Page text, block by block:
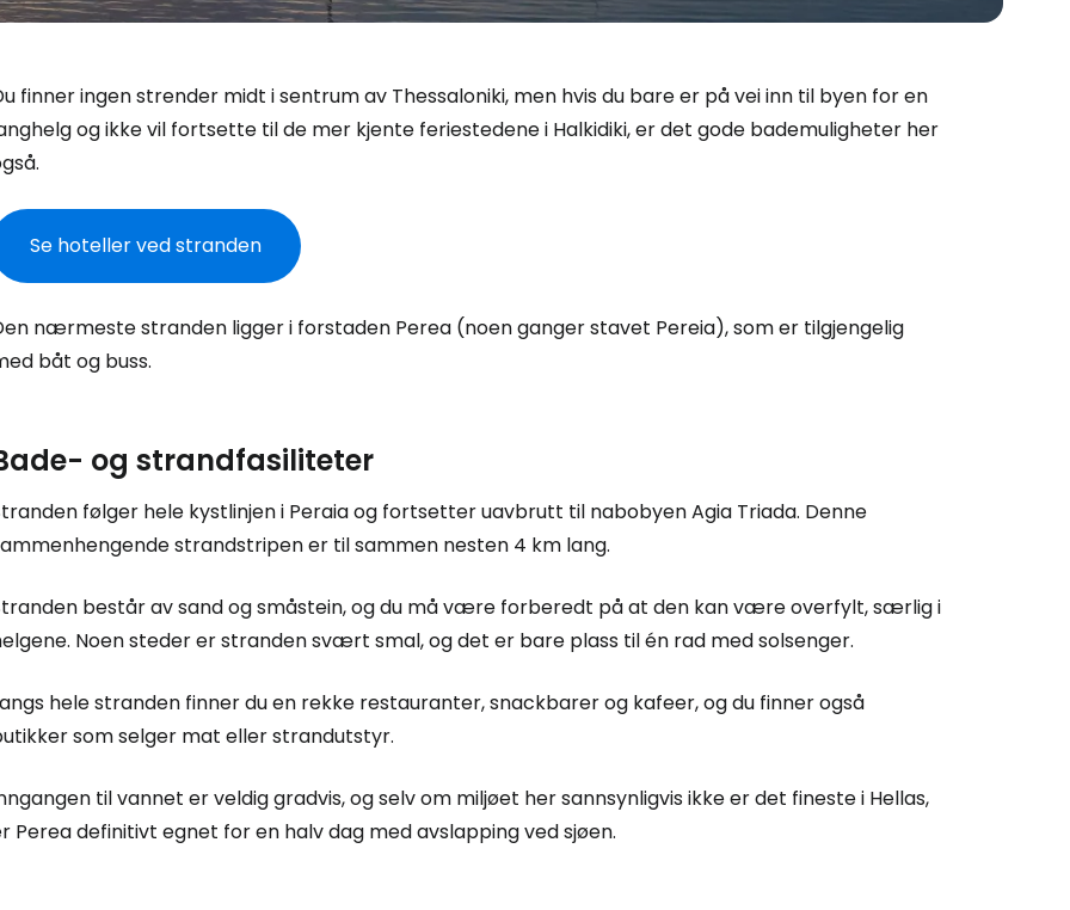
finner ingen strender midt i sentrum av Thessaloniki, men hvis du bare er på vei inn til byen for en
og ikke vil fortsette til de mer kjente feriestedene i Halkidiki, er det gode bademuligheter her
Se hoteller ved stranden
nærmeste stranden ligger i forstaden Perea (noen ganger stavet Pereia), som er tilgjengelig
båt og buss.
og strandfasiliteter
følger hele kystlinjen i Peraia og fortsetter uavbrutt til nabobyen Agia Triada. Denne
strandstripen er til sammen nesten 4 km lang.
består av sand og småstein, og du må være forberedt på at den kan være overfylt, særlig i
Noen steder er stranden svært smal, og det er bare plass til én rad med solsenger.
hele stranden finner du en rekke restauranter, snackbarer og kafeer, og du finner også
som selger mat eller strandutstyr.
til vannet er veldig gradvis, og selv om miljøet her sannsynligvis ikke er det fineste i Hellas,
Perea definitivt egnet for en halv dag med avslapping ved sjøen.
Logg inn på Cestee
... det verdensomspennende reisefellesskapet
Fortsett med Google